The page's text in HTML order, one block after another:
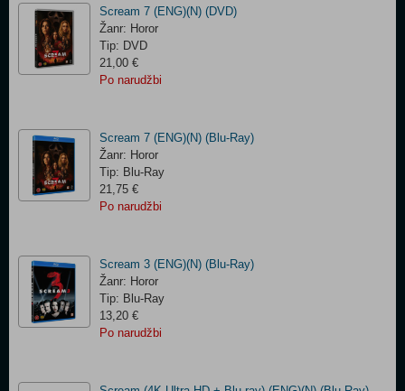
Scream 7 (ENG)(N) (DVD)
Žanr: Horor
Tip: DVD
21,00 €
Po narudžbi
Scream 7 (ENG)(N) (Blu-Ray)
Žanr: Horor
Tip: Blu-Ray
21,75 €
Po narudžbi
Scream 3 (ENG)(N) (Blu-Ray)
Žanr: Horor
Tip: Blu-Ray
13,20 €
Po narudžbi